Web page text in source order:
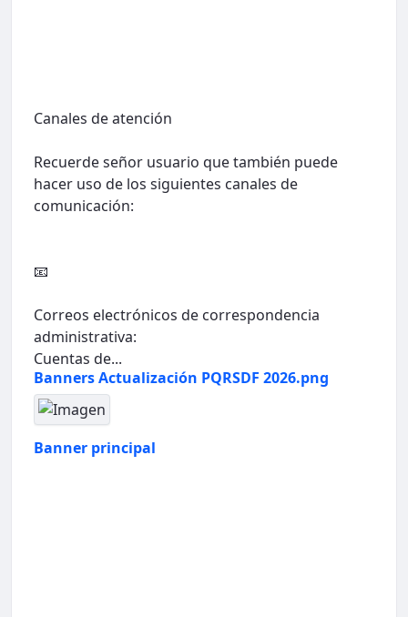
Canales de atención
Recuerde señor usuario que también puede
hacer uso de los siguientes canales de
comunicación:
📧
Correos electrónicos de correspondencia
administrativa:
Cuentas de...
Banners Actualización PQRSDF 2026.png
Banner principal